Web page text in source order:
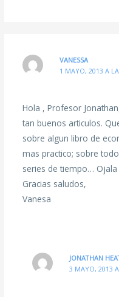
VANESSA
1 MAYO, 2013 A
Hola , Profesor
tan buenos articulos.
sobre algun libro de
mas practico; sobre
series de tiempo…
Gracias saludos,
Vanesa
JONATHAN
3 MAYO, 2013